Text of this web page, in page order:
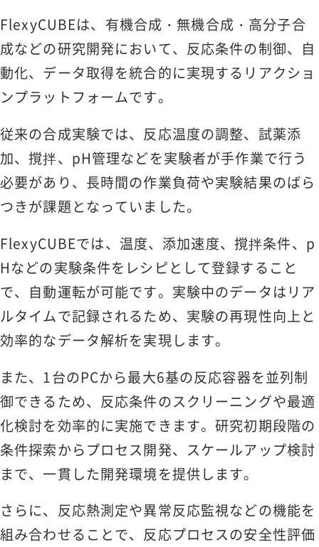
FlexyCUBEは、有機合成・無機合成・高分子合
成などの研究開発において、反応条件の制御、自
動化、データ取得を統合的に実現するリアクショ
ンプラットフォームです。
従来の合成実験では、反応温度の調整、試薬添
加、撹拌、pH管理などを実験者が手作業で行う
必要があり、長時間の作業負荷や実験結果のばら
つきが課題となっていました。
FlexyCUBEでは、温度、添加速度、撹拌条件、p
Hなどの実験条件をレシピとして登録すること
で、自動運転が可能です。実験中のデータはリア
ルタイムで記録されるため、実験の再現性向上と
効率的なデータ解析を実現します。
また、1台のPCから最大6基の反応容器を並列制
御できるため、反応条件のスクリーニングや最適
化検討を効率的に実施できます。研究初期段階の
条件探索からプロセス開発、スケールアップ検討
まで、一貫した開発環境を提供します。
さらに、反応熱測定や異常反応監視などの機能を
組み合わせることで、反応プロセスの安全性評価